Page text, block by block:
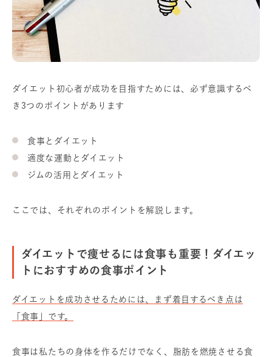
ダイエット初心者が成功を目指すためには、必ず意識するべ
き3つのポイントがあります
食事とダイエット
適度な運動とダイエット
ジムの活用とダイエット
ここでは、それぞれのポイントを解説します。
ダイエットで痩せるには食事も重要！ダイエッ
トにおすすめの食事ポイント
ダイエットを成功させるためには、まず着目するべき点は
「食事」です。
食事は私たちの身体を作るだけでなく、脂肪を燃焼させる食